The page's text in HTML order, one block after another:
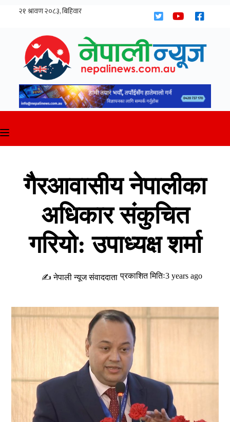
गैरआवासीय नेपालीका
अधिकार संकुचित
गरियो: उपाध्यक्ष शर्मा
✍ नेपाली न्यूज संवाददाता प्रकाशित मितिः3 years ago